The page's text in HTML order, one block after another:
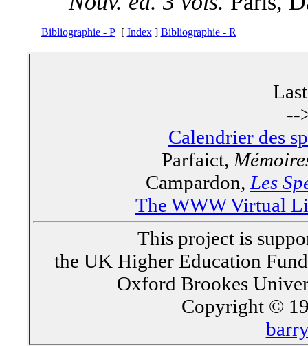
Bibliographie - P[ Index] Bibliographie - R
--
Calendrier des
Parfaict,
Campardon, Les
The WWW Virtual
This project is
the UK Higher Education
Oxford Brookes
Copyright ©